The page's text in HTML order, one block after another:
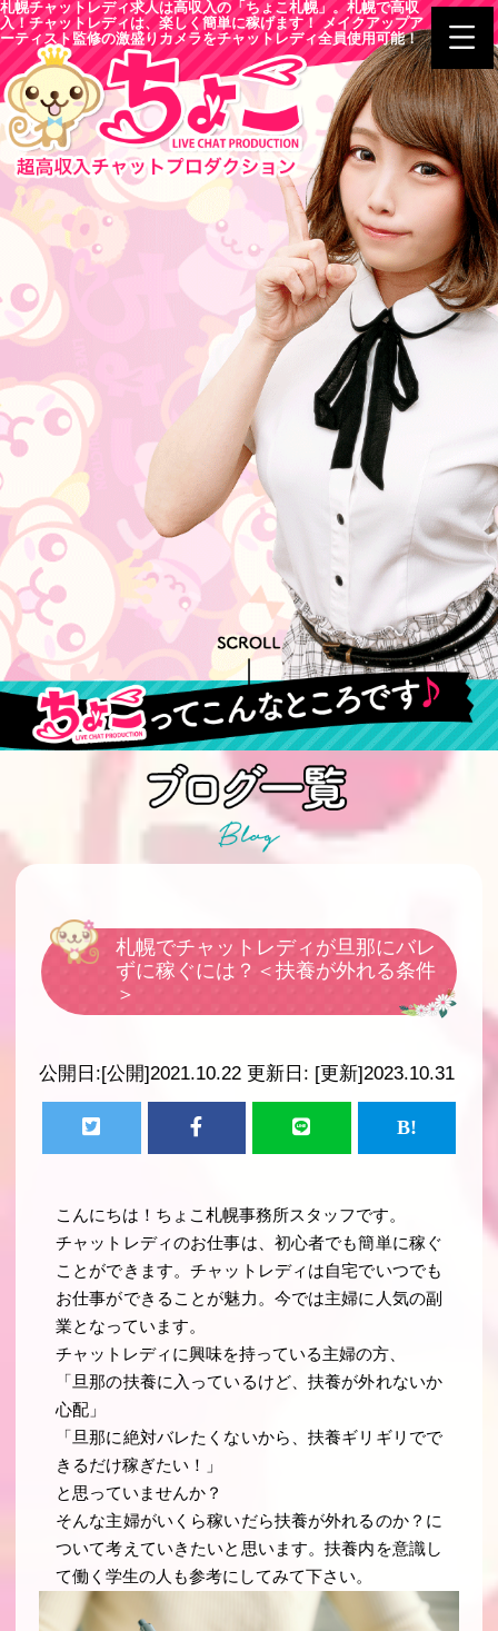
札幌チャットレディ求人は高収入の「ちょこ札幌」。札幌で高収
入！チャットレディは、楽しく簡単に稼げます！ メイクアップア
ーティスト監修の激盛りカメラをチャットレディ全員使用可能！
札幌でチャットレディが旦那にバレ
ずに稼ぐには？＜扶養が外れる条件
＞
公開日:[公開]2021.10.22 更新日: [更新]2023.10.31
こんにちは！ちょこ札幌事務所スタッフです。
チャットレディのお仕事は、初心者でも簡単に稼ぐ
ことができます。チャットレディは自宅でいつでも
お仕事ができることが魅力。今では主婦に人気の副
業となっています。
チャットレディに興味を持っている主婦の方、
「旦那の扶養に入っているけど、扶養が外れないか
心配」
「旦那に絶対バレたくないから、扶養ギリギリでで
きるだけ稼ぎたい！」
と思っていませんか？
そんな主婦がいくら稼いだら扶養が外れるのか？に
ついて考えていきたいと思います。扶養内を意識し
て働く学生の人も参考にしてみて下さい。